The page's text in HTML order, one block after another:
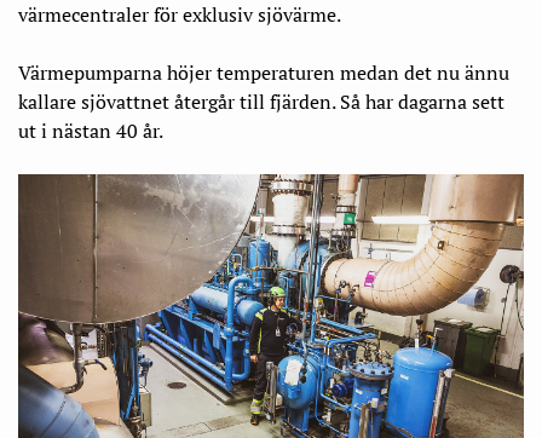
värmecentraler för exklusiv sjövärme.
Värmepumparna höjer temperaturen medan det nu ännu
kallare sjövattnet återgår till fjärden. Så har dagarna sett
ut i nästan 40 år.